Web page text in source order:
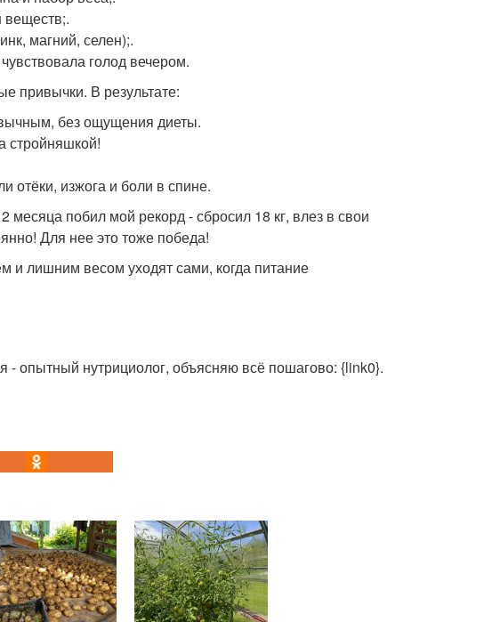
веществ;.
магний, селен);.
голод вечером.
привычки. В результате:
без ощущения диеты.
стройняшкой!
отёки, изжога и боли в спине.
побил мой рекорд - сбросил 18 кг, влез в свои
Для нее это тоже победа!
и лишним весом уходят сами, когда питание
- опытный нутрициолог, объясняю всё пошагово: {link0}.